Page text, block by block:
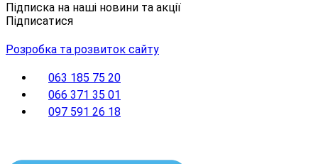
Підписка на наші новини та акції
Підписатися
Розробка та розвиток сайту
063 185 75 20
066 371 35 01
097 591 26 18